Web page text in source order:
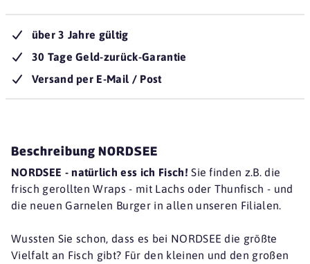
über 3 Jahre gültig
30 Tage Geld-zurück-Garantie
Versand per E-Mail / Post
Beschreibung NORDSEE
NORDSEE - natürlich ess ich Fisch! Sie finden z.B. die
frisch gerollten Wraps - mit Lachs oder Thunfisch - und
die neuen Garnelen Burger in allen unseren Filialen.
Wussten Sie schon, dass es bei NORDSEE die größte
Vielfalt an Fisch gibt? Für den kleinen und den großen